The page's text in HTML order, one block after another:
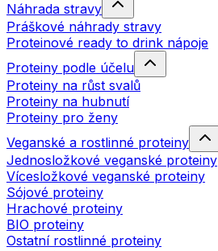
Náhrada stravy
Práškové náhrady stravy
Proteinové ready to drink nápoje
Proteiny podle účelu
Proteiny na růst svalů
Proteiny na hubnutí
Proteiny pro ženy
Veganské a rostlinné proteiny
Jednosložkové veganské proteiny
Vícesložkové veganské proteiny
Sójové proteiny
Hrachové proteiny
BIO proteiny
Ostatní rostlinné proteiny